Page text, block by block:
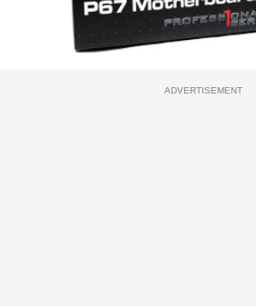
ADVERTISEMENT